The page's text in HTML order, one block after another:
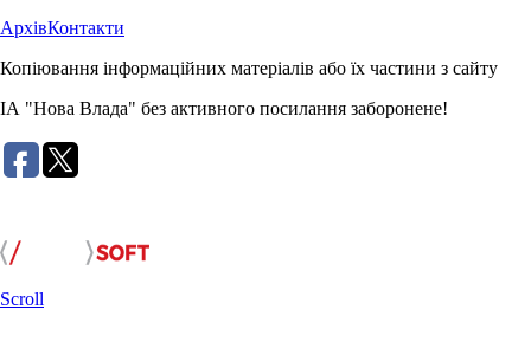
АрхівКонтакти
Копіювання інформаційних матеріалів або їх частини з сайту
ІА "Нова Влада" без активного посилання заборонене!
Scroll